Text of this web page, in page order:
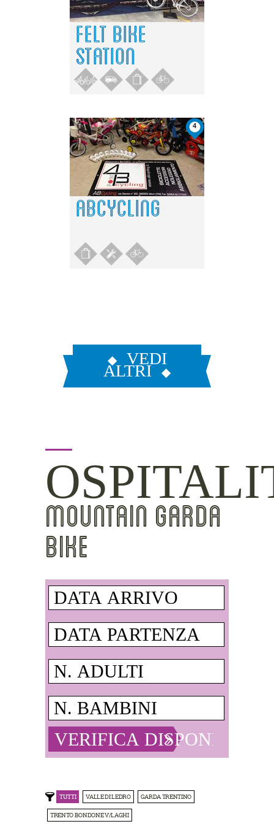
FELT BIKE
STATION
4
ABCYCLING
VEDI
ALTRI
MOUNTAIN GARDA
BIKE
TUTTI VALLE DI LEDRO GARDA TRENTINO
TRENTO BONDONE V/LAGHI